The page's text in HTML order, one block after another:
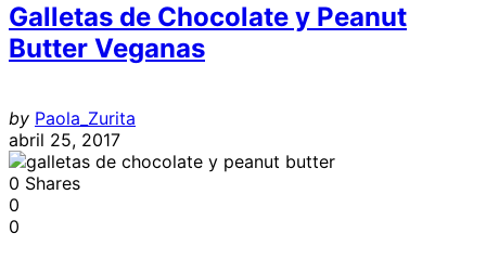
Galletas de Chocolate y Peanut
Butter Veganas
by Paola_Zurita
abril 25, 2017
0 Shares
0
0